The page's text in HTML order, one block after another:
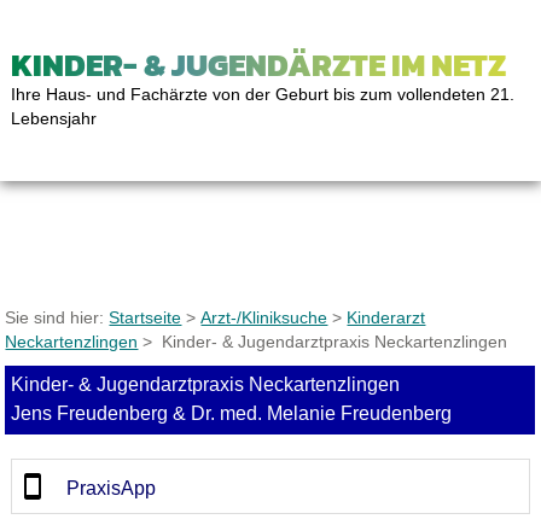
KINDER- & JUGENDÄRZTE IM NETZ
Ihre Haus- und Fachärzte von der Geburt bis zum vollendeten 21.
Lebensjahr
Sie sind hier:Startseite >Arzt-/Kliniksuche > Kinderarzt
Neckartenzlingen > Kinder- & Jugendarztpraxis Neckartenzlingen
Kinder- & Jugendarztpraxis Neckartenzlingen
Jens Freudenberg & Dr. med. Melanie Freudenberg
PraxisApp